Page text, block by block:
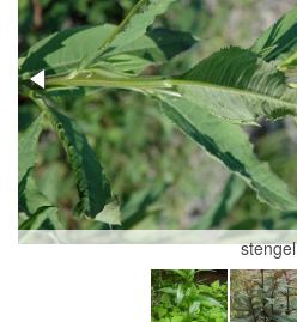
stengel